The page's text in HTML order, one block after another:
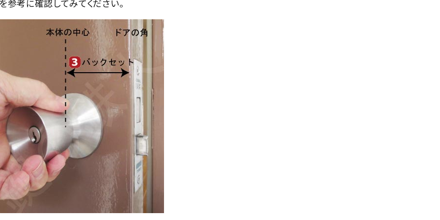
参考に確認してみてください。